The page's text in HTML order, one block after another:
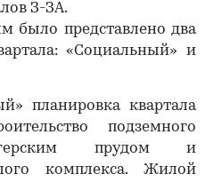
З-ЗА.
было представлено два
«Социальный» и
планировка квартала
подземного
прудом и
комплекса. Жилой